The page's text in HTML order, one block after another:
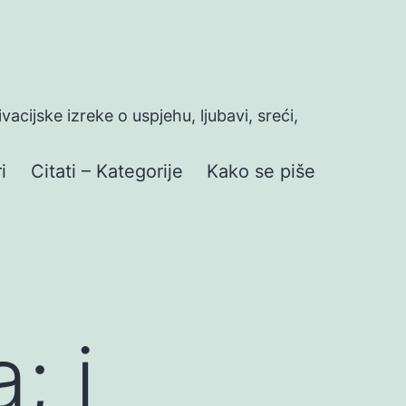
izreke o uspjehu, ljubavi, sreći,
Citati – Kategorije Kako se piše
i